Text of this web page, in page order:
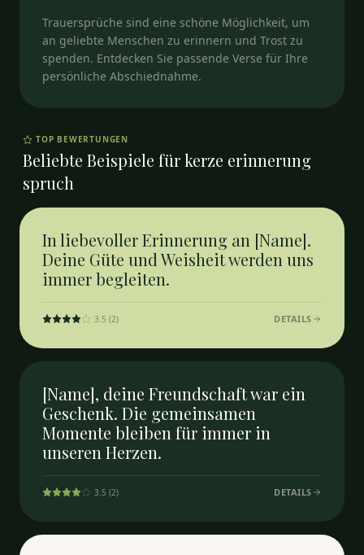
Trauersprüche sind eine schöne Möglichkeit, um
an geliebte Menschen zu erinnern und Trost zu
spenden. Entdecken Sie passende Verse für Ihre
persönliche Abschiednahme.
TOP BEWERTUNGEN
Beliebte Beispiele fürkerze erinnerung
spruch
In liebevoller Erinnerung an [Name].
Deine Güte und Weisheit werden uns
immer begleiten.
3.5 (2) DETAILS
[Name], deine Freundschaft war ein
Geschenk. Die gemeinsamen
Momente bleiben für immer in
unseren Herzen.
3.5 (2) DETAILS